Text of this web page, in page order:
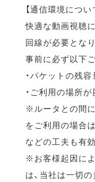
【通信環境につい
快適な動画視聴
回線が必要となり
事前に必ず以下
・パケットの残容
・ご利用の場所
※ルータとの間
をご利用の場合
などの工夫も有効
※お客様起因に
は、当社は一切